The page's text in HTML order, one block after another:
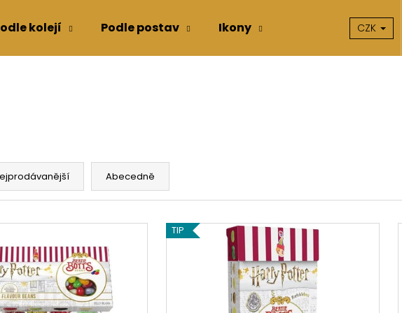
kolejí Podle postav Ikony O nás
CZK
Abecedně
TIP
Doporučujeme